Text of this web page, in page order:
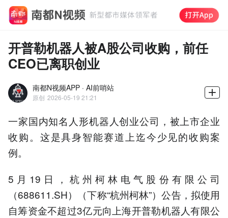
开普勒机器人被A股公司收购，前任
CEO已离职创业
南都N视频APP · AI前哨站
原创 2026-05-19 21:21
一家国内知名人形机器人创业公司，被上市企业
收购。这是具身智能赛道上迄今少见的收购案
例。
5月19日，杭州柯林电气股份有限公司
（688611.SH）（下称“杭州柯林”）公告，拟使用
自筹资金不超过3亿元向上海开普勒机器人有限公